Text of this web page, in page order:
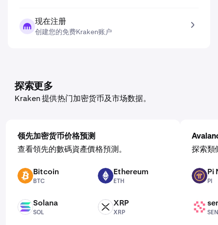
现在注册
创建您的免费Kraken账户
探索更多
Kraken 提供热门加密货币及市场数据。
领先加密货币价格预测
查看領先的數碼資產價格預測。
BTC Bitcoin
BTC
ETH Ethereum
ETH
SOL Solana
SOL
XRP XRP
XRP
探索類
PI Pi
PI
SENT